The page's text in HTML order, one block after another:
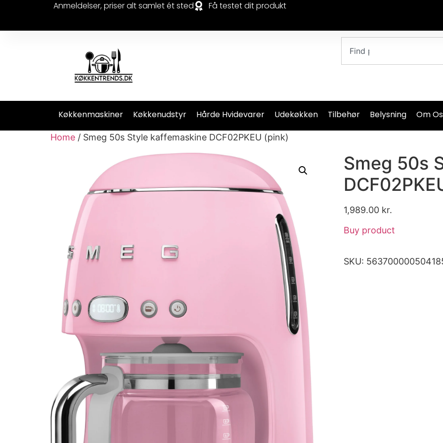
Anmeldelser, priser alt samlet ét sted Få testet dit produkt
Køkkenmaskiner Køkkenudstyr Hårde Hvidevarer Udekøkken Tilbehør Belysning Om Os
Home / Smeg 50s Style kaffemaskine DCF02PKEU (pink)
Smeg 50s
1,989.00 kr.
Buy product
SKU: